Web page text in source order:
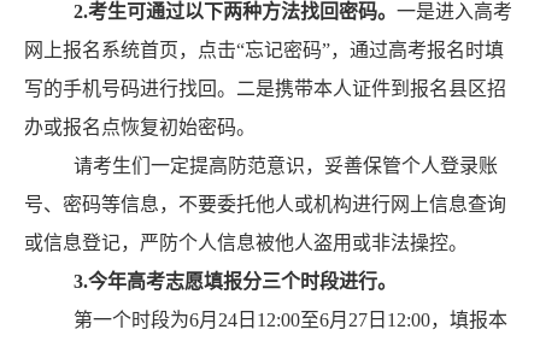
2.考生可通过以下两种方法找回密码。 一是进入高考
网上报名系统首页，点击“忘记密码”，通过高考报名时填
写的手机号码进行找回。二是携带本人证件到报名县区招
办或报名点恢复初始密码。
请考生们一定提高防范意识，妥善保管个人登录账
号、密码等信息，不要委托他人或机构进行网上信息查询
或信息登记，严防个人信息被他人盗用或非法操控。
3.今年高考志愿填报分三个时段进行。
第一个时段为6月 24 日 12:00至6月 27 日 12:00，填报本